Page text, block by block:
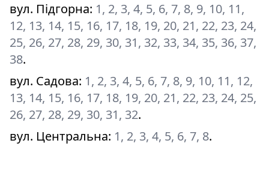
вул. Підгорна: 1, 2, 3, 4, 5, 6, 7, 8, 9, 10, 11,
12, 13, 14, 15, 16, 17, 18, 19, 20, 21, 22, 23, 24,
25, 26, 27, 28, 29, 30, 31, 32, 33, 34, 35, 36, 37,
38.
вул. Садова: 1, 2, 3, 4, 5, 6, 7, 8, 9, 10, 11, 12,
13, 14, 15, 16, 17, 18, 19, 20, 21, 22, 23, 24, 25,
26, 27, 28, 29, 30, 31, 32.
вул. Центральна: 1, 2, 3, 4, 5, 6, 7, 8.